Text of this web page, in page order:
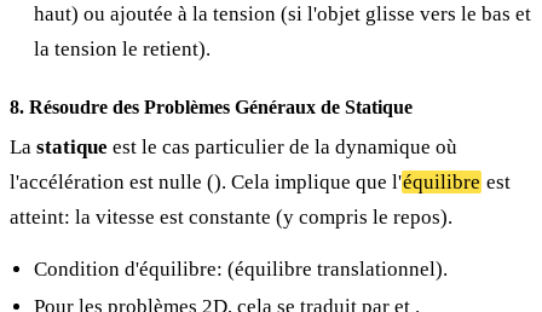
haut) ou ajoutée à la tension (si l'objet glisse vers le bas et
la tension le retient).
8. Résoudre des Problèmes Généraux de Statique
La statique est le cas particulier de la dynamique où
l'accélération est nulle (). Cela implique que l'équilibre est
atteint: la vitesse est constante (y compris le repos).
Condition d'équilibre: (équilibre translationnel).
Pour les problèmes 2D, cela se traduit par et .